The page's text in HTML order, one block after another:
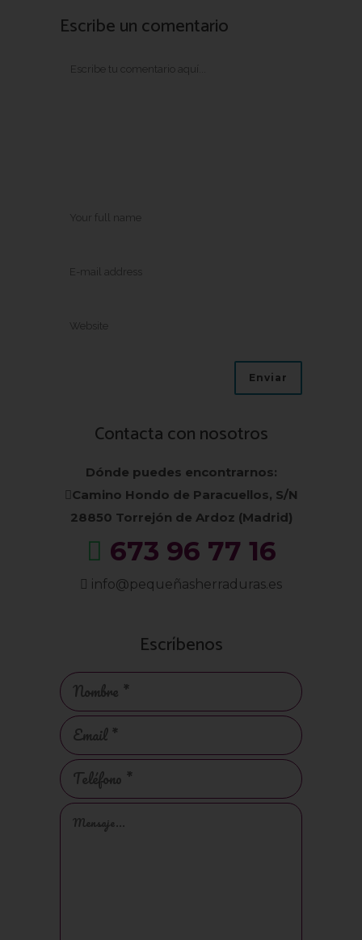
Escribe un comentario
Contacta con nosotros
Dónde puedes encontrarnos:
Camino Hondo de Paracuellos, S/N
28850 Torrejón de Ardoz (Madrid)
673 96 77 16
info@pequeñasherraduras.es
Escríbenos